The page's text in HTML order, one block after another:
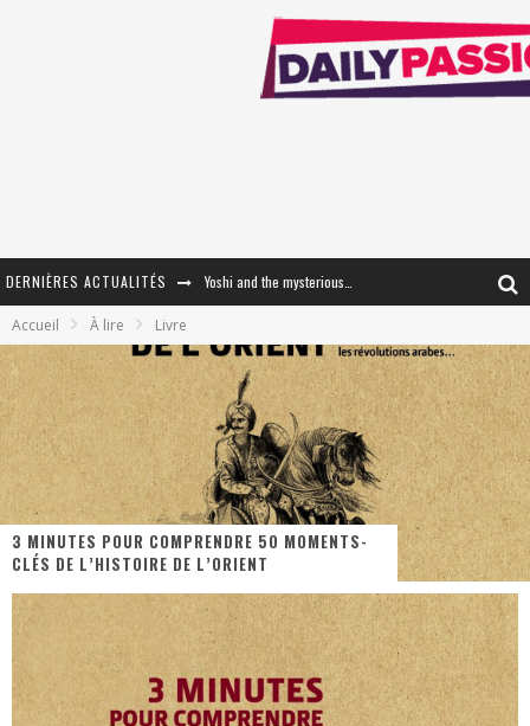
DERNIÈRES ACTUALITÉS
« The Broken Ring / This Mariage Will Fail Anyway » (Tome 2) – Préparer sa vengeance…
« Mon Village Révolté » - Combattre un Projet !
« Le Béton et le Bambou / Propositions pour Mayotte et le Monde. » - Améliorations !
Star Fox
« MOFUSAND / Parler Japonais » – Des Expressions Pratiques !
« Dr Wertham / L’homme qui étudia les tueurs en série » - Un Métier à Risque !
Assassin's Creed Black Flag Resynced
Accueil À lire Livre
3 MINUTES POUR COMPRENDRE 50 MOMENTS-
CLÉS DE L’HISTOIRE DE L’ORIENT